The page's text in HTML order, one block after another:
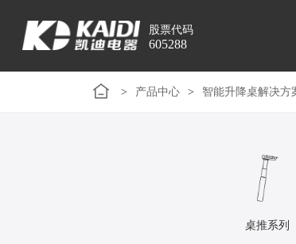
股票代码
605288
> 产品中心 > 智能升降桌解决方
桌推系列